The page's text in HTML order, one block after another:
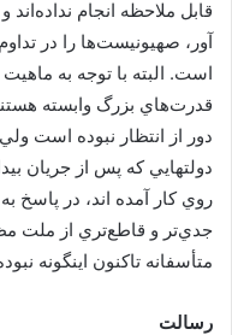
قابل ملاحظه انجام
آور، صهيونيست‌ها را در
است. البته با توجه به
قدرت‌هاي بزرگ وابسته
دور از انتظار نبوده است
دولتهايي كه پس از جريان
روي كار آمده اند، در
جدي‌تر و قاطع‌تري از ملت
متأسفانه تاكنون اينگونه
رسالت